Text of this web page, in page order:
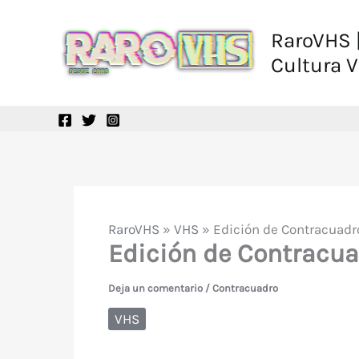
Cultura
RaroVHS » VHS » Edición de
Edición de
Deja un comentario / Contracuadro
VHS